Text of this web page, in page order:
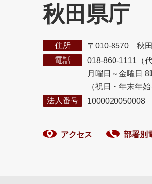
秋田県庁
住所
〒010-8570 秋田
電話
018-860-1111（代
月曜日～金曜日
（祝日・年末年始
法人番号
1000020050008
アクセス 部署別